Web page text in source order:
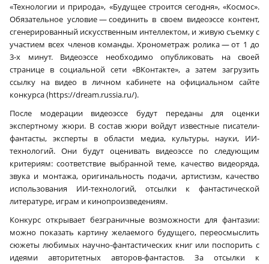
«Технологии и природа», «Будущее строится сегодня», «Космос».
Обязательное условие — соединить в своем видеоэссе контент,
сгенерированный искусственным интеллектом, и живую съемку с
участием всех членов команды. Хронометраж ролика — от 1 до
3‑х минут. Видеоэссе необходимо опубликовать на своей
странице в социальной сети «ВКонтакте», а затем загрузить
ссылку на видео в личном кабинете на официальном сайте
конкурса (https://dream.russia.ru/).
После модерации видеоэссе будут переданы для оценки
экспертному жюри. В состав жюри войдут известные писатели-
фантасты, эксперты в области медиа, культуры, науки, ИИ-
технологий. Они будут оценивать видеоэссе по следующим
критериям: соответствие выбранной теме, качество видеоряда,
звука и монтажа, оригинальность подачи, артистизм, качество
использования ИИ-технологий, отсылки к фантастической
литературе, играм и кинопроизведениям.
Конкурс открывает безграничные возможности для фантазии:
можно показать картину желаемого будущего, переосмыслить
сюжеты любимых научно-фантастических книг или поспорить с
идеями авторитетных авторов-фантастов. За отсылки к